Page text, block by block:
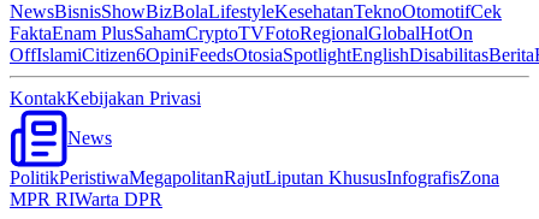
NewsBisnisShowBizBolaLifestyleKesehatanTeknoOtomotifCek
FaktaEnam PlusSahamCryptoTVFotoRegionalGlobalHotOn
OffIslamiCitizen6OpiniFeedsOtosiaSpotlightEnglishDisabilitasBerita
KontakKebijakan Privasi
News
PolitikPeristiwaMegapolitanRajutLiputan KhususInfografisZona
MPR RIWarta DPR